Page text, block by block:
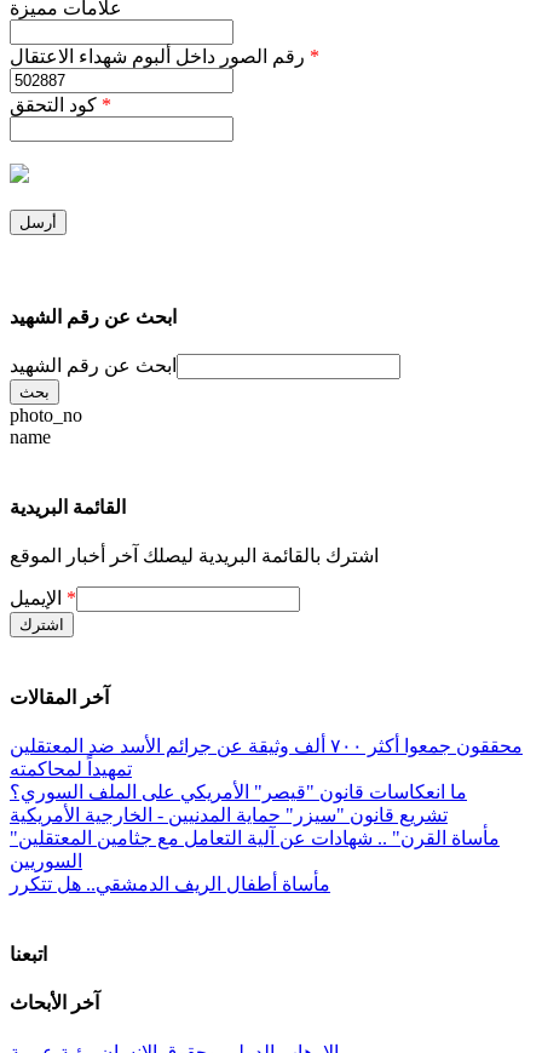
علامات مميزة
*
*
ابحث عن رقم الشهيد
ابحث عن رقم الشهيد
photo_no
name
القائمة البريدية
اشترك بالقائمة البريدية ليصلك آخر أخبار الموقع
*
آخر المقالات
محققون جمعوا أكثر ٧٠٠ ألف وثيقة عن جرائم الأسد ضد المعتقلين
تمهيداً لمحاكمته
ما انعكاسات قانون "قيصر" الأمريكي على الملف السوري؟
تشريع قانون "سيزر" حماية المدنيين - الخارجية الأمريكية
"مأساة القرن" .. شهادات عن آلية التعامل مع جثامين المعتقلين
السوريين
مأساة أطفال الريف الدمشقي.. هل تتكرر
اتبعنا
آخر الأبحاث